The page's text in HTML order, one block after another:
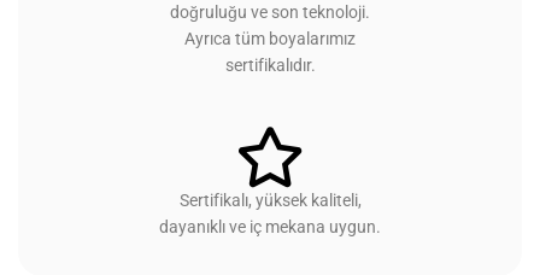
doğruluğu ve son teknoloji.
Ayrıca tüm boyalarımız
sertifikalıdır.
Sertifikalı, yüksek kaliteli,
dayanıklı ve iç mekana uygun.